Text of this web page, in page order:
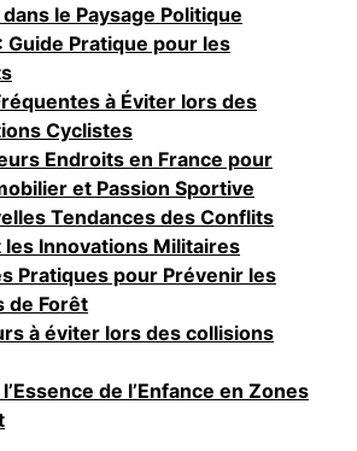
le Paysage Politique
Guide Pratique pour les
à Éviter lors des
Cyclistes
Endroits en France pour
et Passion Sportive
Tendances des Conflits
Innovations Militaires
Pratiques pour Prévenir les
de Forêt
à éviter lors des collisions
de l’Enfance en Zones